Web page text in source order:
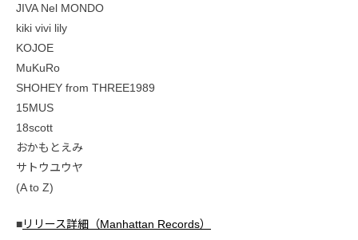
JIVA Nel MONDO
kiki vivi lily
KOJOE
MuKuRo
SHOHEY from THREE1989
15MUS
18scott
おかもとえみ
サトウユウヤ
(A to Z)
■リリース詳細（Manhattan Records）